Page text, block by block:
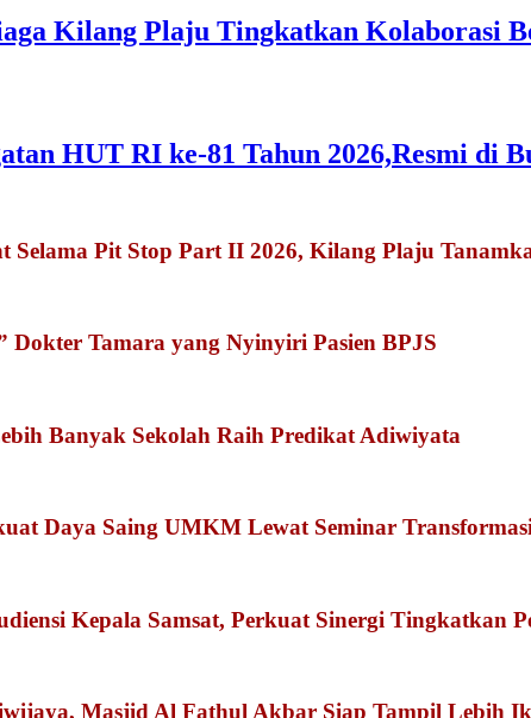
Kilang Plaju Tingkatkan Kolaborasi
HUT RI ke-81 Tahun 2026,Resmi di
Selama Pit Stop Part II 2026, Kilang Plaju
Dokter Tamara yang Nyinyiri Pasien BPJS
Banyak Sekolah Raih Predikat Adiwiyata
Daya Saing UMKM Lewat Seminar
Kepala Samsat, Perkuat Sinergi Tingkatkan
Masjid Al Fathul Akbar Siap Tampil Lebih